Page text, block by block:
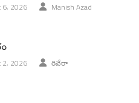
6, 2026 Manish Azad
2, 2026 రివేరా